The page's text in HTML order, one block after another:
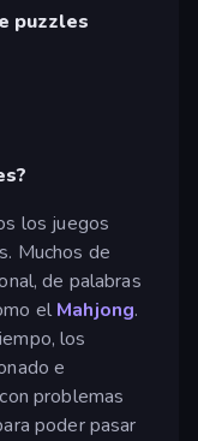
puzzles
los juegos
Muchos de
de palabras
el Mahjong.
los
e
problemas
poder pasar